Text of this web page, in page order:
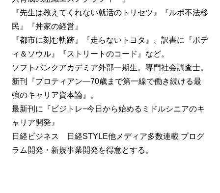
『先生は教えてくれない就活のトリセツ』『ルポ不法移
民』『丼家の経営』
『都市に刻む軌跡』『走らないトヨタ』、訳書に『ボデ
ィ＆ソウル』『ストリートのコード』など。
ソフトバンクアカデミア外部一期生。専門社会調査士。
新刊『プロティアン―70歳まで第一線で働き続ける最
強のキャリア資本論』。
最新刊に『ビジトレ−今日から始めるミドルシニアのキ
ャリア開発』
日経ビジネス 日経STYLE他メディア多数連載 プログ
ラム開発・新規事業開発を得意とする。